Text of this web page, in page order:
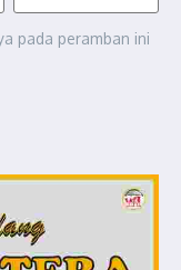
pada peramban ini